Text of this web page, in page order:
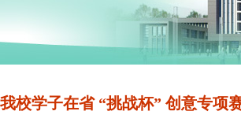
我校学子在省 “挑战杯” 创意专项